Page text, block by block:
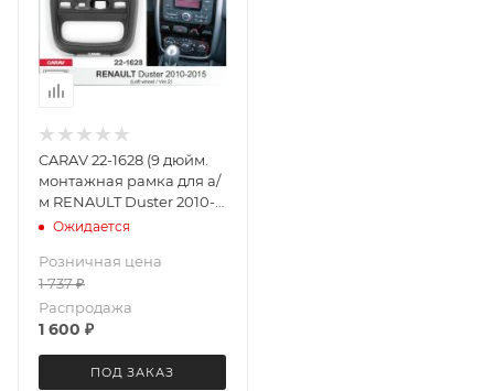
CARAV 22-1628 (9 дюйм.
монтажная рамка для а/
м RENAULT Duster 2010-
2015 (левый руль / ver.2 /
Ожидается
Розничная цена
1 737₽
Распродажа
1 600 ₽
ПОД ЗАКАЗ